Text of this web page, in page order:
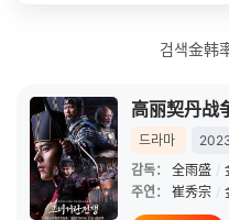
검색金韩
高丽契丹战
드라마
감독：
全雨盛 /
주연：
崔秀宗 /